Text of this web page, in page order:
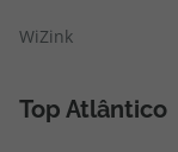
WiZink
Top Atlântico